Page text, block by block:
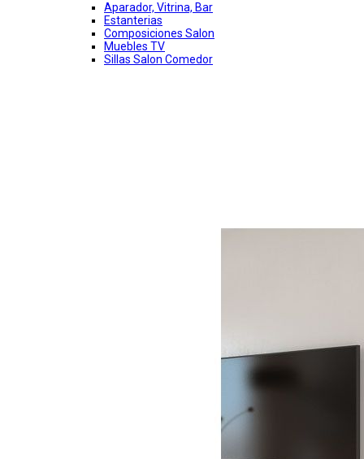
Aparador, Vitrina, Bar
Estanterias
Composiciones Salon
Muebles TV
Sillas Salon Comedor